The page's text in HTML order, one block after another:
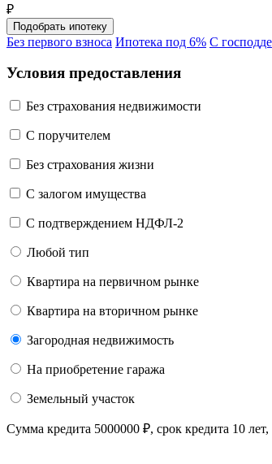
₽
Без первого взноса Ипотека под 6% С
Условия предоставления
Без страхования недвижимости
C поручителем
Без страхования жизни
С залогом имущества
С подтверждением НДФЛ-2
Любой тип
Квартира на первичном рынке
Квартира на вторичном рынке
Загородная недвижимость
На приобретение гаража
Земельный участок
Сумма кредита 5000000 ₽, срок кредита 10 лет,